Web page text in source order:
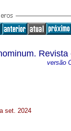
versão
set. 2024